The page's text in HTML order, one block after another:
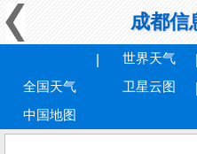
成都信
全国天气
世界天气
卫星云图
中国地图